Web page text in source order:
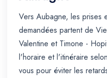
Vers Aubagne, les prises
demandées partent de
Valentine et Timone -
l'horaire et l'itinéraire
vous pour éviter les